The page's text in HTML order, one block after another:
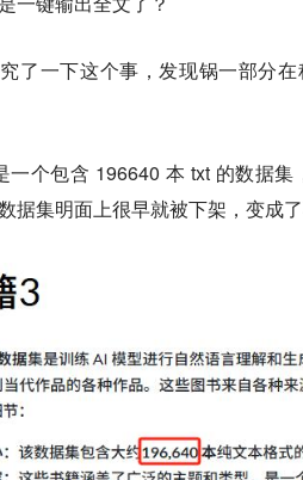
了一下这个事，发现锅一部分
一个包含 196640 本 txt 的数据集
据集明面上很早就被下架，变成了